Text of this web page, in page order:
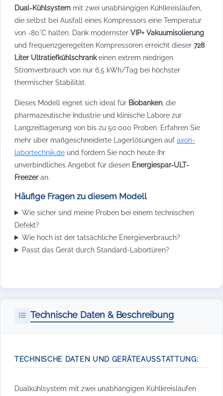
Dual-Kühlsystem mit zwei unabhängigen Kühlkreisläufen,
die selbst bei Ausfall eines Kompressors eine Temperatur
von -80°C halten. Dank modernster VIP+ Vakuumisolierung
und frequenzgeregelten Kompressoren erreicht dieser 728
Liter Ultratiefkühlschrankeinen extrem niedrigen
Stromverbrauch von nur 6,5 kWh/Tag bei höchster
thermischer Stabilität.
Dieses Modell eignet sich ideal für Biobanken , die
pharmazeutische Industrie und klinische Labore zur
Langzeitlagerung von bis zu 50.000 Proben. Erfahren Sie
mehr über maßgeschneiderte Lagerlösungen auf axon-
labortechnik.de und fordern Sie noch heute Ihr
unverbindliches Angebot für diesen Energiespar-ULT-
Freezeran.
Häufige Fragen zu diesem Modell
Wie sicher sind meine Proben bei einem technischen
Defekt?
Wie hoch ist der tatsächliche Energieverbrauch?
Passt das Gerät durch Standard-Labortüren?
Technische Daten & Beschreibung
TECHNISCHE DATEN UND GERÄTEAUSSTATTUNG:
Dualkühlsystem mit zwei unabhängigen Kühlkreisläufen